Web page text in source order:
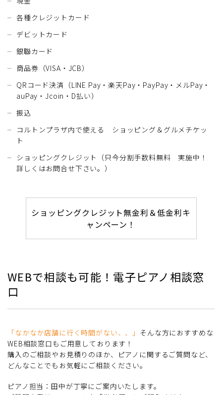
各種クレジットカード
デビットカード
銀聯カード
商品券（VISA・JCB）
QRコード決済（LINE Pay・楽天Pay・PayPay・メルPay・
auPay・Jcoin・D払い）
振込
コルトンプラザ内で使える ショッピング＆グルメチケッ
ト
ショッピングクレジット（只今分割手数料無料 実施中！
詳しくはお問合せ下さい。）
ショッピングクレジット無金利＆低金利キ
ャンペーン！
WEBで相談も可能！電子ピアノ相談窓
口
「なかなか店舗に行く時間がない、、」 そんな方におすすめな
WEB相談窓口もご用意しております！
購入のご相談やお見積りのほか、ピアノに関するご質問など、
どんなことでもお気軽にご相談ください。
ピアノ担当：田中が丁寧にご案内いたします。